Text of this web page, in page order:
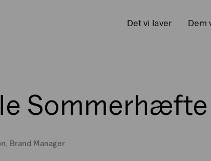
Det vi laver Dem
Brand Manager